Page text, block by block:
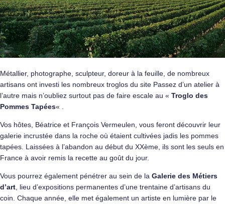
Métallier, photographe, sculpteur, doreur à la feuille, de nombreux
artisans ont investi les nombreux troglos du site Passez d’un atelier à
l’autre mais n’oubliez surtout pas de faire escale au « Troglo des
Pommes Tapées« .
Vos hôtes, Béatrice et François Vermeulen, vous feront découvrir leur
galerie incrustée dans la roche où étaient cultivées jadis les pommes
tapées. Laissées à l’abandon au début du XXème, ils sont les seuls en
France à avoir remis la recette au goût du jour.
Vous pourrez également pénétrer au sein de la Galerie des Métiers
d’art , lieu d’expositions permanentes d’une trentaine d’artisans du
coin. Chaque année, elle met également un artiste en lumière par le